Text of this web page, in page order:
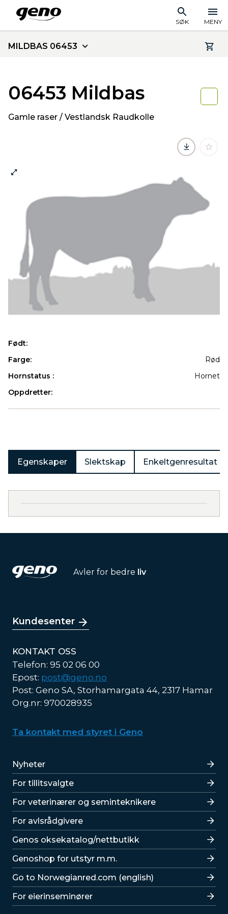
SØK MENY
MILDBAS 06453
06453 Mildbas
Gamle raser / Vestlandsk Raudkolle
Født:
Farge:
Rød
Hornstatus :
Hornet
Oppdretter:
Egenskaper Slektskap Enkeltgenresultat
Avler for bedre liv
Kundesenter
KONTAKT OSS
Telefon: 95 02 06 00
Epost: post@geno.no
Post: Geno SA, Storhamargata 44, 2317 Hamar
Org.nr: 970028935
Ta kontakt med styret i Geno
Lenker
Nyheter
For tillitsvalgte
For veterinærer og seminteknikere
For avlsrådgivere
Lenker
Genos oksekatalog/nettbutikk
Genoshop for utstyr m.m.
Go to Norwegianred.com (english)
For eierinseminører